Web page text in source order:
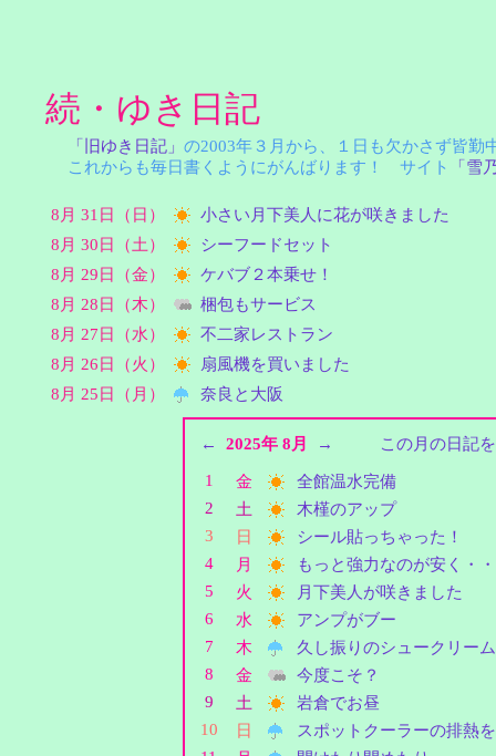
続・ゆき日記
「旧ゆき日記」 の2003年３月から、１日も欠かさず皆
これからも毎日書くようにがんばります！ サイト
「雪
8月 31日（日）
小さい月下美人に花が咲きました
8月 30日（土）
シーフードセット
8月 29日（金）
ケバブ２本乗せ！
8月 28日（木）
梱包もサービス
8月 27日（水）
不二家レストラン
8月 26日（火）
扇風機を買いました
8月 25日（月）
奈良と大阪
← 2025年 8月 → この月の日記
1 金
全館温水完備
2
土
木槿のアップ
3
日
シール貼っちゃった！
4
月
もっと強力なのが安く・・
5
火
月下美人が咲きました
6
水
アンプがブー
7
木
久し振りのシュークリー
8
金
今度こそ？
9
土
岩倉でお昼
10
日
スポットクーラーの排熱